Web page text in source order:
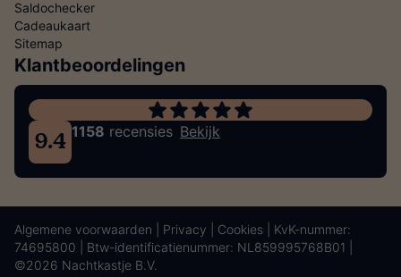
Saldochecker
Cadeaukaart
Sitemap
Klantbeoordelingen
9.4 1158 recensies Bekijk
Algemene voorwaarden Privacy Cookies | KvK-nummer:
74695800 | Btw-identificatienummer: NL859995768B01 |
©2026 Nachtkastje B.V.